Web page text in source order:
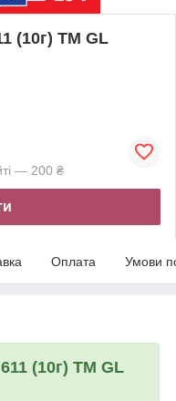
(10г) ТМ GL
— 200 ₴
Оплата Умови
(10г) ТМ GL